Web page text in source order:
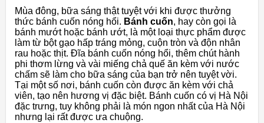
Mùa đông, bữa sáng thật tuyệt với khi được thưởng
thức bánh cuốn nóng hổi. Bánh cuốn, hay còn gọi là
bánh mướt hoặc bánh ướt, là một loại thực phẩm được
làm từ bột gạo hấp tráng mỏng, cuộn tròn và độn nhân
rau hoặc thịt. Đĩa bánh cuốn nóng hổi, thêm chút hành
phi thơm lừng và vài miếng chả quế ăn kèm với nước
chấm sẽ làm cho bữa sáng của bạn trở nên tuyệt vời.
Tại một số nơi, bánh cuốn còn được ăn kèm với chả
viên, tạo nên hương vị đặc biệt. Bánh cuốn có vị Hà Nội
đặc trưng, tuy không phải là món ngon nhất của Hà Nội
nhưng lại rất được ưa chuộng.